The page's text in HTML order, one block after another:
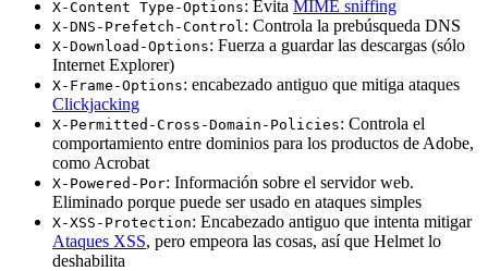
X-Content Type-Options: Evita MIME sniffing
X-DNS-Prefetch-Control : Controla la prebúsqueda DNS
X-Download-Options: Fuerza a guardar las descargas (sólo
Internet Explorer)
X-Frame-Options: encabezado antiguo que mitiga ataques
Clickjacking
X-Permitted-Cross-Domain-Policies: Controla el
comportamiento entre dominios para los productos de Adobe,
como Acrobat
X-Powered-Por: Información sobre el servidor web.
Eliminado porque puede ser usado en ataques simples
X-XSS-Protection: Encabezado antiguo que intenta mitigar
Ataques XSS, pero empeora las cosas, así que Helmet lo
deshabilita